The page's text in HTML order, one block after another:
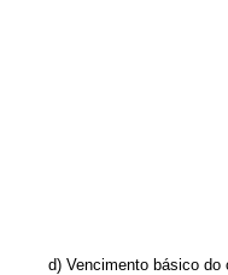
d) Vencimento básico do